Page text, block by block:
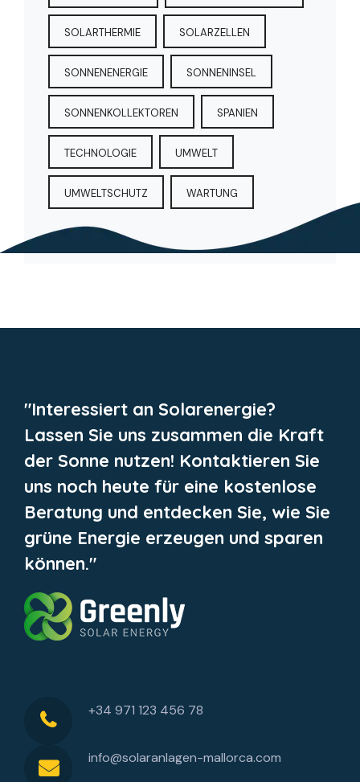
SOLARTHERMIE SOLARZELLEN
SONNENENERGIE SONNENINSEL
SONNENKOLLEKTOREN SPANIEN
TECHNOLOGIE UMWELT
UMWELTSCHUTZ WARTUNG
"Interessiert an Solarenergie?
Lassen Sie uns zusammen die Kraft
der Sonne nutzen! Kontaktieren Sie
uns noch heute für eine kostenlose
Beratung und entdecken Sie, wie Sie
grüne Energie erzeugen und sparen
können."
+34 971 123 456 78
info@solaranlagen-mallorca.com